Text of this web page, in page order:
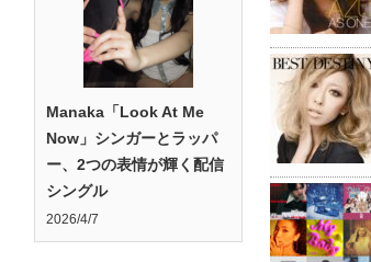
Manaka「Look At Me
Now」シンガーとラッパ
ー、2つの表情が輝く配信
シングル
2026/4/7